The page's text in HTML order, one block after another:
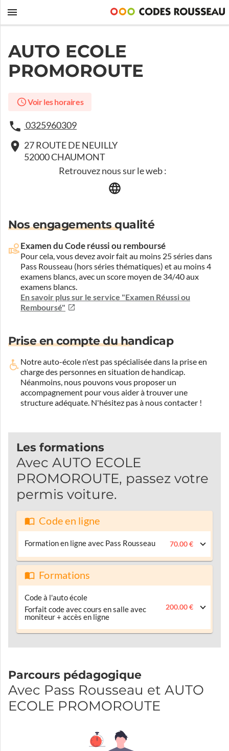
AUTO ECOLE
PROMOROUTE
Voir les horaires
0325960309
27 ROUTE DE NEUILLY
52000 CHAUMONT
Retrouvez nous sur le web :
Nos engagements qualité
Examen du Code réussi ou remboursé
Pour cela, vous devez avoir fait au moins 25 séries dans
Pass Rousseau (hors séries thématiques) et au moins 4
examens blancs, avec un score moyen de 34/40 aux
examens blancs.
En savoir plus sur le service "Examen Réussi ou
Remboursé"
Prise en compte du handicap
Notre auto-école n'est pas spécialisée dans la prise en
charge des personnes en situation de handicap.
Néanmoins, nous pouvons vous proposer un
accompagnement pour vous aider à trouver une
structure adéquate. N'hésitez pas à nous contacter !
Les formations
Avec AUTO ECOLE
PROMOROUTE, passez votre
permis voiture.
Code en ligne
Formation en ligne avec Pass Rousseau 70.00 €
Formations
Code à l'auto école
Forfait code avec cours en salle avec
moniteur + accès en ligne
200.00 €
Parcours pédagogique
Avec Pass Rousseau et AUTO
ECOLE PROMOROUTE